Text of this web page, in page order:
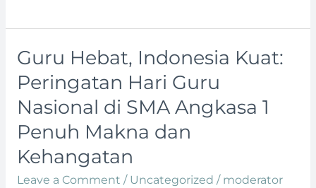
Guru Hebat, Indonesia Kuat:
Peringatan Hari Guru
Nasional di SMA Angkasa 1
Penuh Makna dan
Kehangatan
Leave a Comment / Uncategorized / moderator
Guru
Hebat,
Indonesia
Kuat:
Peringatan
Hari
Guru